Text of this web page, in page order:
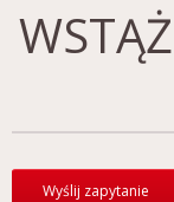
Wyślij zapytanie